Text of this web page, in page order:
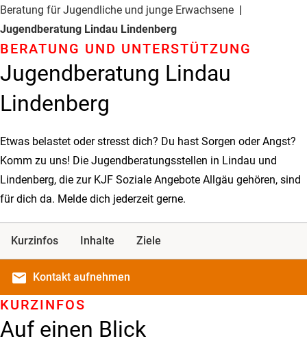
Beratung für Jugendliche und junge Erwachsene
Jugendberatung Lindau Lindenberg
Jugendberatung Lindau
Lindenberg
BERATUNG UND UNTER­STÜTZUNG
Etwas belastet oder stresst dich? Du hast Sorgen oder Angst?
Komm zu uns! Die Jugendberatungsstellen in Lindau und
Lindenberg, die zur KJF Soziale Angebote Allgäu gehören, sind
für dich da. Melde dich jederzeit gerne.
Kurzinfos Inhalte Ziele
email Kontakt aufnehmen
Auf einen Blick
KURZINFOS